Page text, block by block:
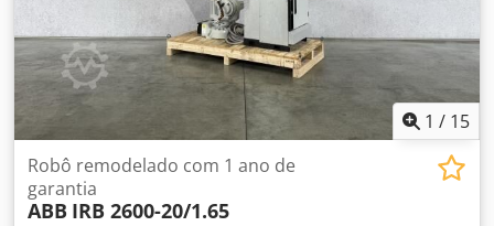
1 / 15
Robô remodelado com 1 ano de
garantia
ABB IRB 2600-20/1.65